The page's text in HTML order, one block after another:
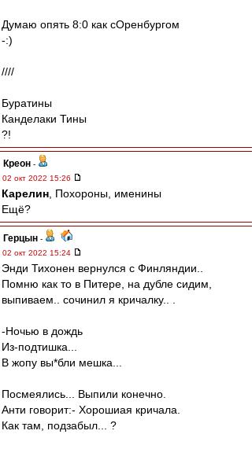
Думаю опять 8:0 как сОренбургом
-:)
////
Буратины
Канделаки Тины
?!
Креон -
02 окт 2022 15:26
Карелин , Похороны, именины
Ещё?
Герцын -
02 окт 2022 15:24
Энди Тихонен вернулся с Финляндии..
Помню как то в Питере, на дубле сидим,
выпиваем.. сочинил я кричалку.. .
-Ночью в дождь
Из-подтишка...
В жопу вы*бли мешка...
Посмеялись... Выпили конечно.
Анти говорит:- Хорошиая кричала.
Как там, подзабыл... ?